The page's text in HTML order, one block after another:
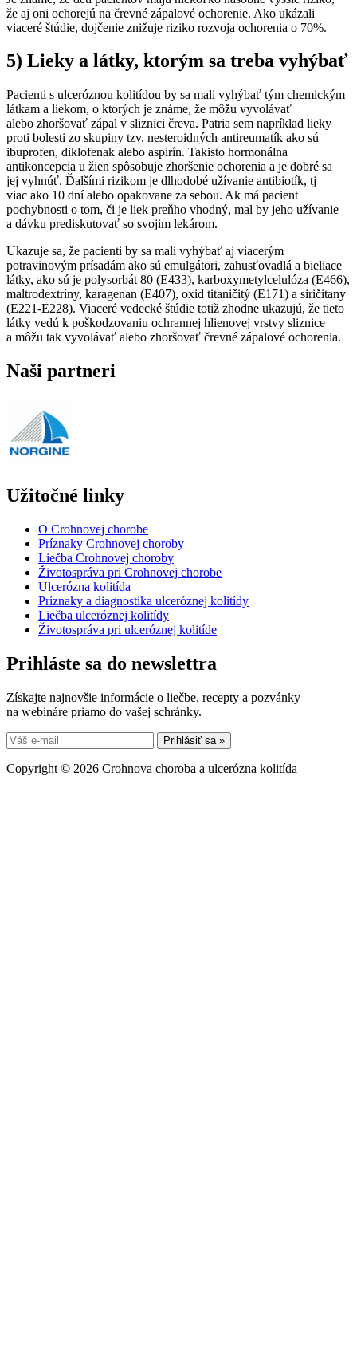
že aj oni ochorejú na črevné zápalové ochorenie. Ako ukázali
viaceré štúdie, dojčenie znižuje riziko rozvoja ochorenia o 70%.
5) Lieky a látky, ktorým sa treba vyhýbať
Pacienti s ulceróznou kolitídou by sa mali vyhýbať tým chemickým
látkam a liekom, o ktorých je známe, že môžu vyvolávať
alebo zhoršovať zápal v sliznici čreva. Patria sem napríklad lieky
proti bolesti zo skupiny tzv. nesteroidných antireumatík ako sú
ibuprofen, diklofenak alebo aspirín. Takisto hormonálna
antikoncepcia u žien spôsobuje zhoršenie ochorenia a je dobré sa
jej vyhnúť. Ďalšími rizikom je dlhodobé užívanie antibiotík, tj
viac ako 10 dní alebo opakovane za sebou. Ak má pacient
pochybnosti o tom, či je liek preňho vhodný, mal by jeho užívanie
a dávku prediskutovať so svojim lekárom.
Ukazuje sa, že pacienti by sa mali vyhýbať aj viacerým
potravinovým prísadám ako sú emulgátori, zahusťovadlá a bieliace
látky, ako sú je polysorbát 80 (E433), karboxymetylcelulóza (E466),
maltrodextríny, karagenan (E407), oxid titaničitý (E171) a siričitany
(E221-E228). Viaceré vedecké štúdie totiž zhodne ukazujú, že tieto
látky vedú k poškodzovaniu ochrannej hlienovej vrstvy sliznice
a môžu tak vyvolávať alebo zhoršovať črevné zápalové ochorenia.
Naši partneri
Užitočné linky
O Crohnovej chorobe
Príznaky Crohnovej choroby
Liečba Crohnovej choroby
Životospráva pri Crohnovej chorobe
Ulcerózna kolitída
Príznaky a diagnostika ulceróznej kolitídy
Liečba ulceróznej kolitídy
Životospráva pri ulceróznej kolitíde
Prihláste sa do newslettra
Získajte najnovšie informácie o liečbe, recepty a pozvánky
na webináre priamo do vašej schránky.
Copyright © 2026 Crohnova choroba a ulcerózna kolitída